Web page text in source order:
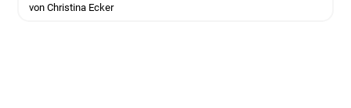
von Christina Ecker